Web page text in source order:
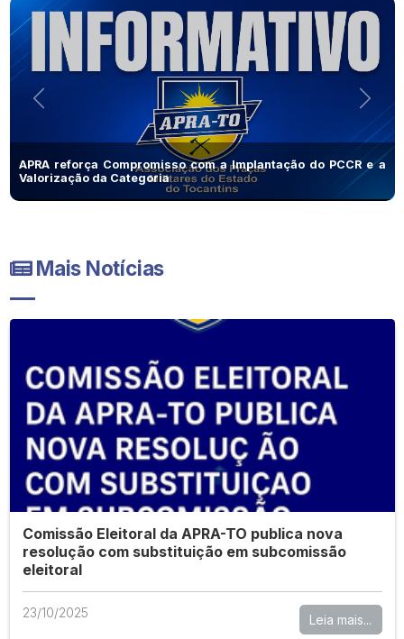
APRA reforça Compromisso com a Implantação do PCCR e a
Valorização da Categoria
Anterior
Mais Notícias
Comissão Eleitoral da APRA-TO publica nova
resolução com substituição em subcomissão
eleitoral
23/10/2025 Leia mais...